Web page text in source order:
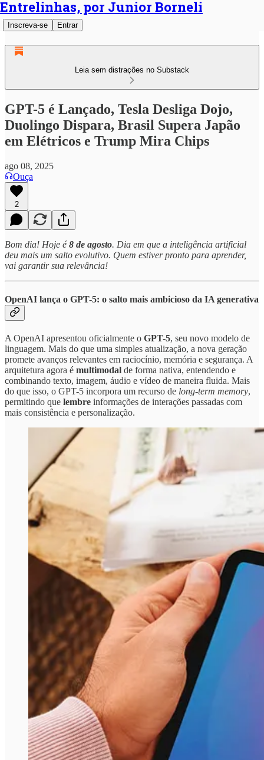
Entrelinhas, por Junior Borneli
Inscreva-se Entrar
Leia sem distrações no Substack
GPT-5 é Lançado, Tesla Desliga Dojo,
Duolingo Dispara, Brasil Supera Japão
em Elétricos e Trump Mira Chips
ago 08, 2025
Ouça
2
Bom dia! Hoje é8 de agosto. Dia em que a inteligência artificial
deu mais um salto evolutivo. Quem estiver pronto para aprender,
vai garantir sua relevância!
OpenAI lança o GPT-5: o salto mais ambicioso da IA generativa
A OpenAI apresentou oficialmente o GPT-5, seu novo modelo de
linguagem. Mais do que uma simples atualização, a nova geração
promete avanços relevantes em raciocínio, memória e segurança. A
arquitetura agora é multimodal de forma nativa, entendendo e
combinando texto, imagem, áudio e vídeo de maneira fluida. Mais
do que isso, o GPT-5 incorpora um recurso de long-term memory,
permitindo que lembre informações de interações passadas com
mais consistência e personalização.